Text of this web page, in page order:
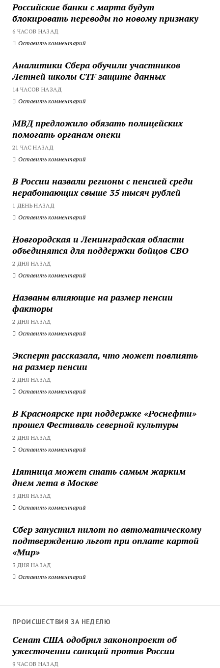
Российские банки с марта будут
блокировать переводы по новому признаку
6 ЧАСОВ НАЗАД
Оставить комментарий
Аналитики Сбера обучили участников
Летней школы CTF защите данных
14 ЧАСОВ НАЗАД
Оставить комментарий
МВД предложило обязать полицейских
помогать органам опеки
21 ЧАС НАЗАД
Оставить комментарий
В России назвали регионы с пенсией среди
неработающих свыше 35 тысяч рублей
1 ДЕНЬ НАЗАД
Оставить комментарий
Новгородская и Ленинградская области
объединятся для поддержки бойцов СВО
2 ДНЯ НАЗАД
Оставить комментарий
Названы влияющие на размер пенсии
факторы
2 ДНЯ НАЗАД
Оставить комментарий
Эксперт рассказала, что может повлиять
на размер пенсии
2 ДНЯ НАЗАД
Оставить комментарий
В Красноярске при поддержке «Роснефти»
прошел Фестиваль северной культуры
2 ДНЯ НАЗАД
Оставить комментарий
Пятница может стать самым жарким
днем лета в Москве
3 ДНЯ НАЗАД
Оставить комментарий
Сбер запустил пилот по автоматическому
подтверждению льгот при оплате картой
«Мир»
3 ДНЯ НАЗАД
Оставить комментарий
ПРОИСШЕСТВИЯ ЗА НЕДЕЛЮ
Сенат США одобрил законопроект об
ужесточении санкций против России
9 ЧАСОВ НАЗАД